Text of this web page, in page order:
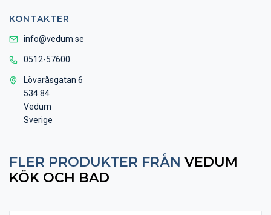
KONTAKTER
info@vedum.se
0512-57600
Lövaråsgatan 6
534 84
Vedum
Sverige
FLER PRODUKTER FRÅN VEDUM
KÖK OCH BAD